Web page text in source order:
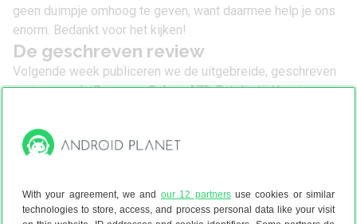
With your agreement, we and our 12 partnersuse cookies or similar
technologies to store, access, and process personal data like your visit
geen duimpje omhoog te geven, want daarmee help je ons
enorm. Bedankt voor het kijken!
De geschreven review
Volgende week publiceren we de uitgebreide, geschreven
review van de Samsung Galaxy A72. Tot die tijd kun je onze
volledige verhaal lees je alvast hieronder.
De Samsung A52 laat goed zien waarom Galaxy A-
processor is niet de snelste in deze prijsklasse, maar